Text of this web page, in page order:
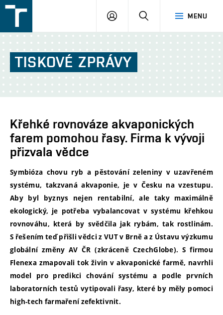
v
Brně
MENU
PŘIHLÁŠENÍ
TISKOVÉ ZPRÁVY
Křehké rovnováze akvaponických
farem pomohou řasy. Firma k vývoji
přizvala vědce
Symbióza chovu ryb a pěstování zeleniny v uzavřeném
systému, takzvaná akvaponie, je v Česku na vzestupu.
Aby byl byznys nejen rentabilní, ale taky maximálně
ekologický, je potřeba vybalancovat v systému křehkou
rovnováhu, která by svědčila jak rybám, tak rostlinám.
S řešením teď přišli vědci z VUT v Brně a z Ústavu výzkumu
globální změny AV ČR (zkráceně CzechGlobe). S firmou
Flenexa zmapovali tok živin v akvaponické farmě, navrhli
model pro predikci chování systému a podle prvních
laboratorních testů vytipovali řasy, které by měly pomoci
high-tech farmaření zefektivnit.